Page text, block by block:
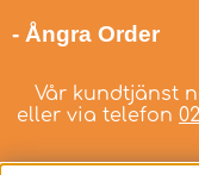
- Ångra Order
Vår kundtjänst
eller via telefon